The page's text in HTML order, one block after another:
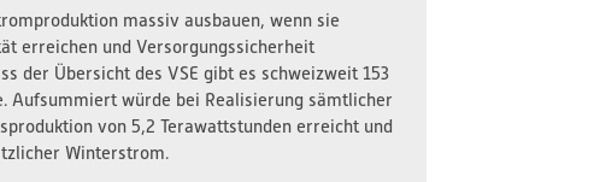
massiv ausbauen, wenn sie
erreichen und Versorgungssicherheit
der Übersicht des VSE gibt es schweizweit 153
Aufsummiert würde bei Realisierung sämtlicher
von 5,2 Terawattstunden erreicht und
Winterstrom.